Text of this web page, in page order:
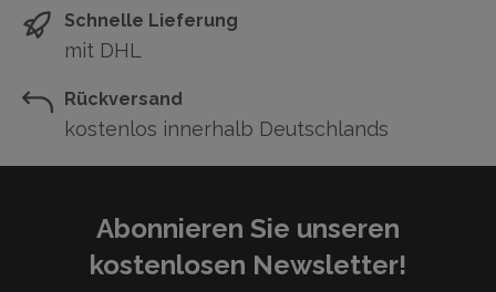
Schnelle Lieferung
mit DHL
Rückversand
kostenlos innerhalb Deutschlands
Abonnieren Sie unseren
kostenlosen Newsletter!